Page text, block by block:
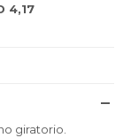
4,17
giratorio.
de
de
de